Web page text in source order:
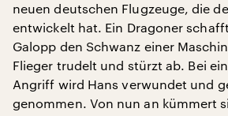
neuen deutschen Flugzeuge, die
entwickelt hat. Ein Dragoner
Galopp den Schwanz einer
Flieger trudelt und stürzt ab. Bei
Angriff wird Hans verwundet und
genommen. Von nun an kümmert